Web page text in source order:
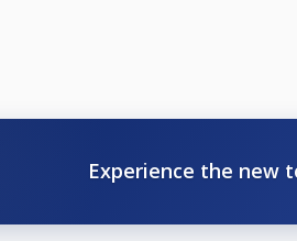
Experience the new